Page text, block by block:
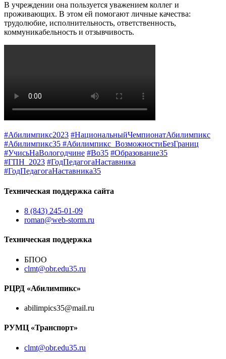
В учреждении она пользуется уважением коллег и
проживающих. В этом ей помогают личные качества:
трудолюбие, исполнительность, ответственность,
коммуникабельность и отзывчивость.
#Абилимпикс2023 #НациональныйЧемпионатАбилимпикс
#Абилимпикс35 #Абилимпикс_ВозможностиБезГраниц
#УчисьНаВологодчине #Во35 #Образование35
#ГПН_2023 #ГодПедагогаНаставника
#ГодПедагогаНаставника35
Техническая поддержка сайта
8 (843) 245-01-09
roman@web-storm.ru
Техническая поддержка
БПОО
clmt@obr.edu35.ru
РЦРД «Абилимпикс»
abilimpics35@mail.ru
РУМЦ «Транспорт»
clmt@obr.edu35.ru